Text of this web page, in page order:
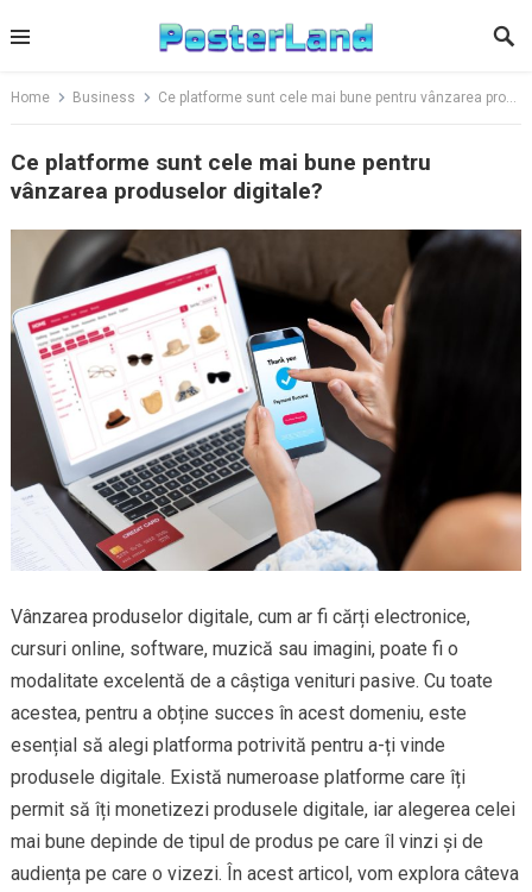
to
Home Business Ce platforme sunt cele mai bune pentru vânzarea produselor digitale?
Ce platforme sunt cele mai bune pentru
vânzarea produselor digitale?
Vânzarea produselor digitale, cum ar fi cărți electronice,
cursuri online, software, muzică sau imagini, poate fi o
modalitate excelentă de a câștiga venituri pasive. Cu toate
acestea, pentru a obține succes în acest domeniu, este
esențial să alegi platforma potrivită pentru a-ți vinde
produsele digitale. Există numeroase platforme care îți
permit să îți monetizezi produsele digitale, iar alegerea celei
mai bune depinde de tipul de produs pe care îl vinzi și de
audiența pe care o vizezi. În acest articol, vom explora câteva